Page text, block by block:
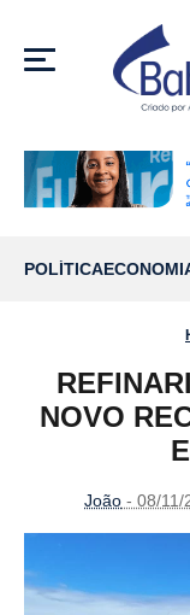
MENU
POLÍTICA
NOVO
João - 08/11/